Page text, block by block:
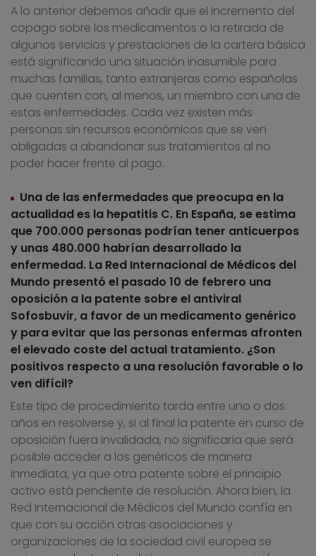
A lo anterior debemos añadir que el incremento del
copago sobre los medicamentos o la retirada de
algunos servicios y prestaciones de la cartera básica
está significando una situación inasumible para
muchas familias, tanto extranjeras como españolas
que cuenten con, al menos, un miembro con una de
estas enfermedades. Cada vez existen más
personas sin recursos económicos que se ven
obligadas a abandonar sus tratamientos al no
poder hacer frente al pago.
Una de las enfermedades que preocupa en la
actualidad es la hepatitis C. En España, se estima
que 700.000 personas podrían tener anticuerpos
y unas 480.000 habrían desarrollado la
enfermedad. La Red Internacional de Médicos del
Mundo presentó el pasado 10 de febrero una
oposición a la patente sobre el antiviral
Sofosbuvir, a favor de un medicamento genérico
y para evitar que las personas enfermas afronten
el elevado coste del actual tratamiento. ¿Son
positivos respecto a una resolución favorable o lo
ven difícil?
Este tipo de procedimiento tarda entre uno o dos
años en resolverse y, si al final la patente en curso de
oposición fuera invalidada, no significaría que será
posible acceder a los genéricos de manera
inmediata, ya que otra patente sobre el principio
activo está pendiente de resolución. Ahora bien, la
Red Internacional de Médicos del Mundo confía en
que con su acción otras asociaciones y
organizaciones de la sociedad civil europea se